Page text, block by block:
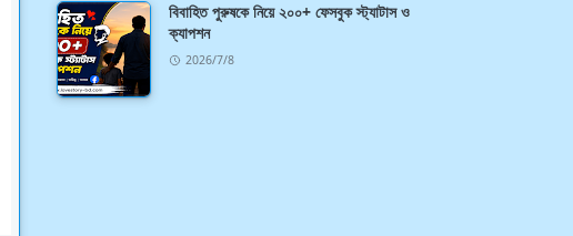
বিবাহিত পুরুষকে নিয়ে ২০০+ ফেসবুক স্ট্যাটাস ও
ক্যাপশন
2026/7/8